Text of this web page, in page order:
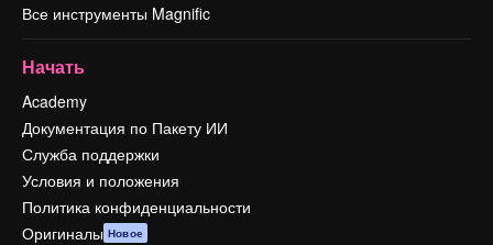
Все инструменты Magnific
Начать
Academy
Документация по Пакету ИИ
Служба поддержки
Условия и положения
Политика конфиденциальности
Оригиналы Новое